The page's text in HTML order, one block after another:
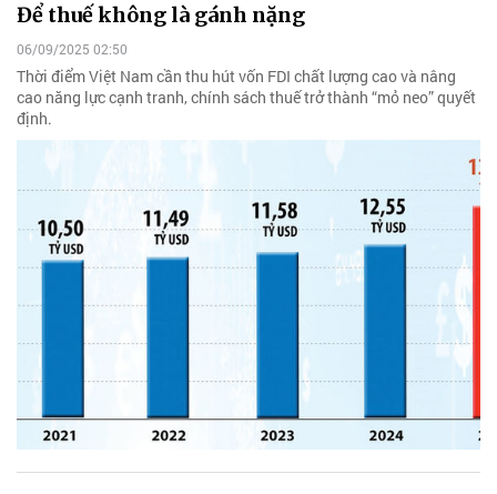
Để thuế không là gánh nặng
06/09/2025 02:50
Thời điểm Việt Nam cần thu hút vốn FDI chất lượng cao và nâng
cao năng lực cạnh tranh, chính sách thuế trở thành “mỏ neo” quyết
định.